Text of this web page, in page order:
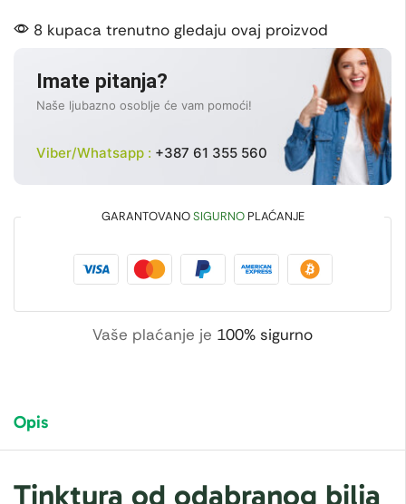
8 kupaca trenutno gledaju ovaj proizvod
Imate pitanja?
Naše ljubazno osoblje će vam pomoći!
Viber/Whatsapp : +387 61 355 560
GARANTOVANOSIGURNOPLAĆANJE
Vaše plaćanje je 100% sigurno
Opis
Tinktura od odabranog bilja